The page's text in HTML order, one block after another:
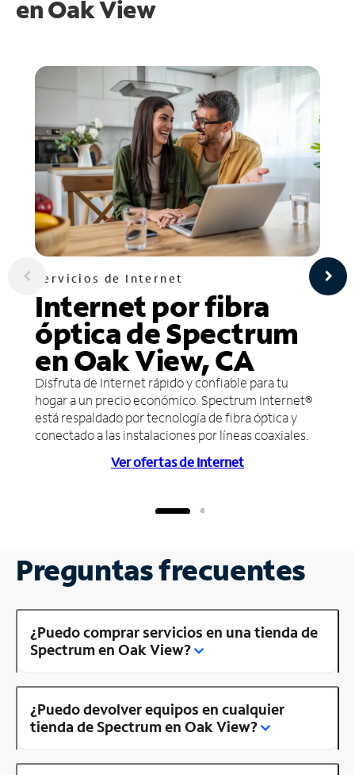
enOak View
Servicios de Internet
Internet por fibra
óptica de Spectrum
en Oak View, CA
Disfruta de Internet rápido y confiable para tu
hogar a un precio económico. Spectrum Internet®
está respaldado por tecnología de fibra óptica y
conectado a las instalaciones por líneas coaxiales.
Ver ofertas de Internet
Preguntas frecuentes
¿Puedo comprar servicios en una tienda de
Spectrum en Oak View?
¿Puedo devolver equipos en cualquier
tienda de Spectrum en Oak View?